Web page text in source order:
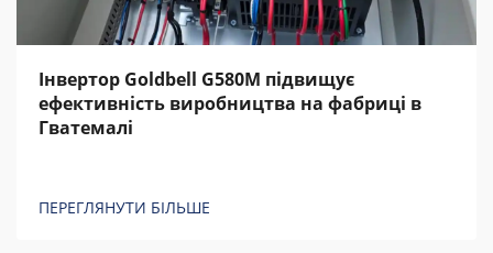
Інвертор Goldbell G580M підвищує
ефективність виробництва на фабриці в
Гватемалі
ПЕРЕГЛЯНУТИ БІЛЬШЕ